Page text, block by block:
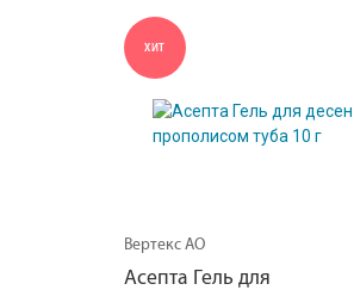
ХИТ
Вертекс АО
Асепта Гель для